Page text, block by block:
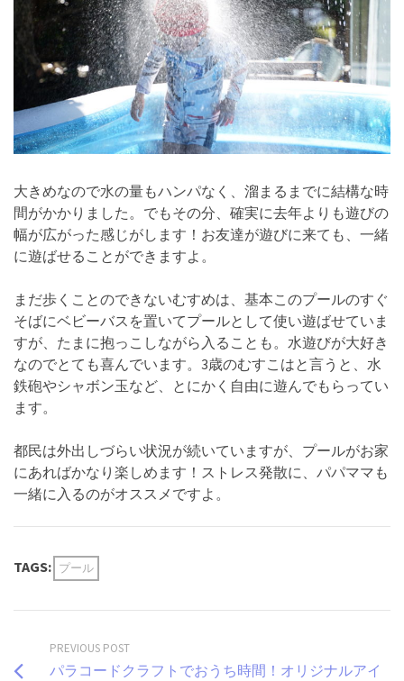
大きめなので水の量もハンパなく、溜まるまでに結構な時
間がかかりました。でもその分、確実に去年よりも遊びの
幅が広がった感じがします！お友達が遊びに来ても、一緒
に遊ばせることができますよ。
まだ歩くことのできないむすめは、基本このプールのすぐ
そばにベビーバスを置いてプールとして使い遊ばせていま
すが、たまに抱っこしながら入ることも。水遊びが大好き
なのでとても喜んでいます。3歳のむすこはと言うと、水
鉄砲やシャボン玉など、とにかく自由に遊んでもらってい
ます。
都民は外出しづらい状況が続いていますが、プールがお家
にあればかなり楽しめます！ストレス発散に、パパママも
一緒に入るのがオススメですよ。
TAGS: プール
PREVIOUS POST
パラコードクラフトでおうち時間！オリジナルアイ